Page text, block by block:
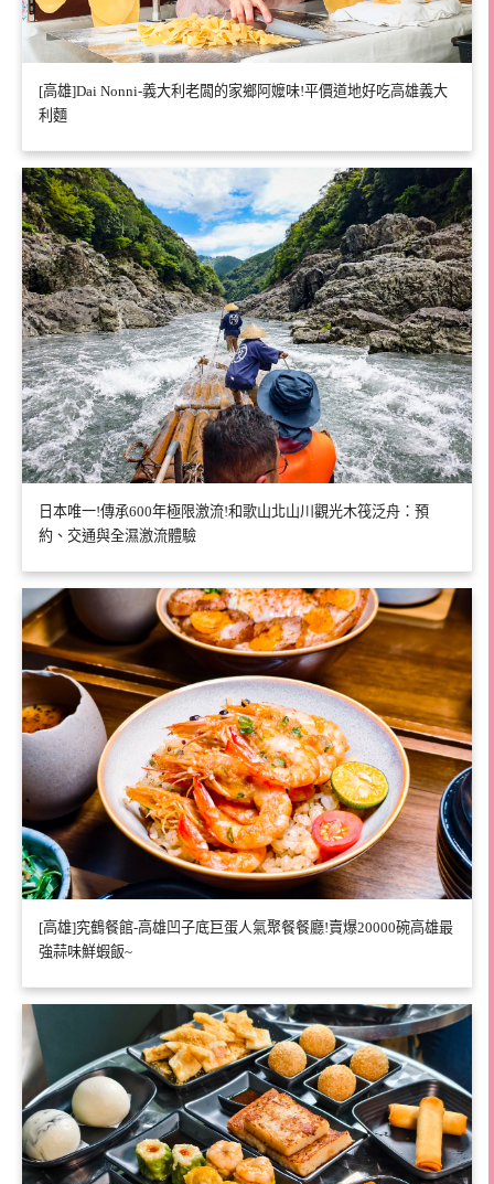
[高雄]Dai Nonni-義大利老闆的家鄉阿嬤味!平價道地好吃高雄義大
利麵
日本唯一!傳承600年極限激流!和歌山北山川觀光木筏泛舟：預
約、交通與全濕激流體驗
[高雄]究鶴餐館-高雄凹子底巨蛋人氣聚餐餐廳!賣爆20000碗高雄最
強蒜味鮮蝦飯~